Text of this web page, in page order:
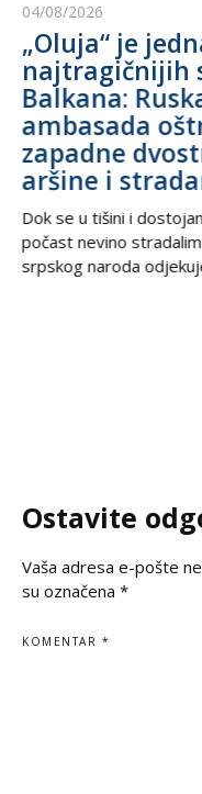
04/08/2026
„Oluja“ je
najtragičnijih
Balkana:
ambasada
zapadne
aršine i
Dok se u tišini i
počast nevino
srpskog naroda
Ostavite
Vaša adresa e-pošte
su označena *
KOMENTAR *